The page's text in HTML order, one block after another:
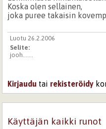
Koska olen sellainen,
joka puree takaisin
Luotu 26.2.2006
Selite:
jooh.......
Kirjaudu tai rekisteröidy
Käyttäjän kaikki runot